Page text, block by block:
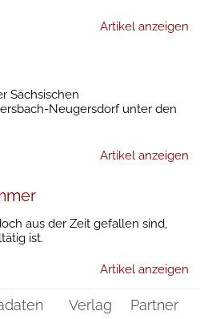
Artikel anzeigen
Sächsischen
Neugersdorf unter den
Artikel anzeigen
aus der Zeit gefallen sind,
ist.
Artikel anzeigen
Verlag Partner